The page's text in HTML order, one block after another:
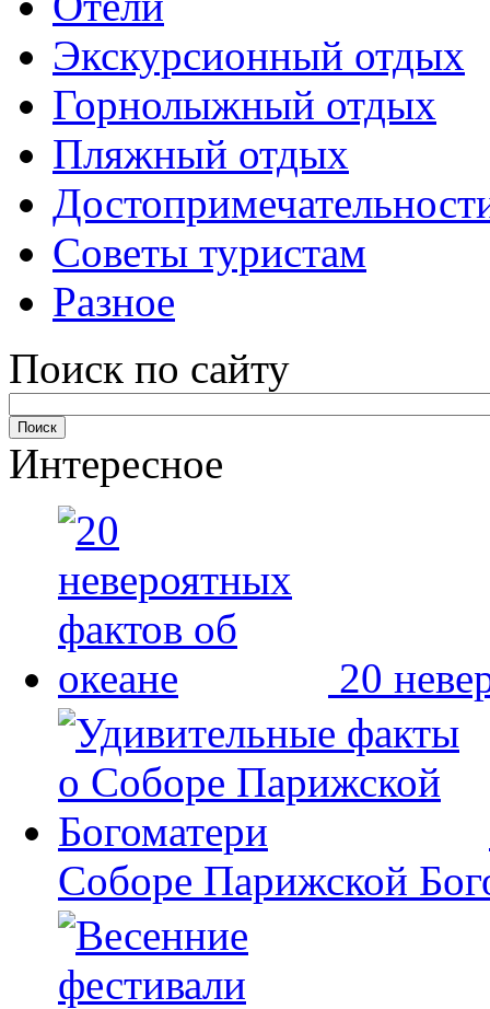
Экскурсионный отдых
Горнолыжный отдых
Пляжный отдых
Советы туристам
Разное
Поиск по сайту
Интересное
20
Соборе Парижской